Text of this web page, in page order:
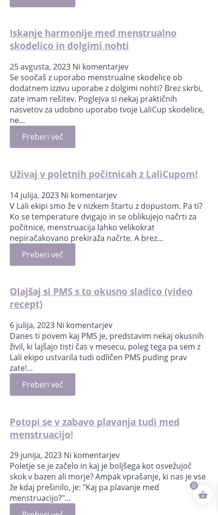
Iskanje harmonije med menstrualno
skodelico in dolgimi nohti
25 avgusta, 2023 Ni komentarjev
Se soočaš z uporabo menstrualne skodelice ob
dodatnem izzivu uporabe z dolgimi nohti? Brez skrbi,
zate imam rešitev. Poglejva si nekaj praktičnih
nasvetov za udobno uporabo tvoje LaliCup skodelice,
ne…
Preberi več
Uživaj v poletnih počitnicah z LaliCupom!
14 julija, 2023 Ni komentarjev
V Lali ekipi smo že v nizkem štartu z dopustom. Pa ti?
Ko se temperature dvigajo in se oblikujejo načrti za
počitnice, menstruacija lahko velikokrat
nepiračakovano prekiraža načrte. A brez…
Preberi več
Olajšaj si PMS s to okusno sladico (video
recept)
6 julija, 2023 Ni komentarjev
Danes ti povem kaj PMS je, predstavim nekaj okusnih
živil, ki lajšajo tisti čas v mesecu, poleg tega pa sem z
Lali ekipo ustvarila tudi odličen PMS puding prav
zate!…
Preberi več
Potopi se v zabavo plavanja tudi med
menstruacijo!
29 junija, 2023 Ni komentarjev
Poletje se je začelo in kaj je boljšega kot osvežujoč
skok v bazen ali morje? Ampak vprašanje, ki nas je vse
že kdaj prešinilo, je: "Kaj pa plavanje med
menstruacijo?"…
0